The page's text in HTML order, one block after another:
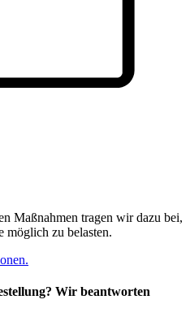
Maßnahmen tragen wir dazu bei,
zu belasten.
Wir beantworten